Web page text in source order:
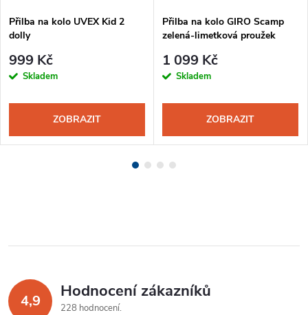
Přilba na kolo UVEX Kid 2
dolly
999 Kč
Skladem
ZOBRAZIT
Přilba na kolo GIRO Scamp
zelená-limetková proužek
1 099 Kč
Skladem
ZOBRAZIT
4,9 Hodnocení zákazníků
228 hodnocení